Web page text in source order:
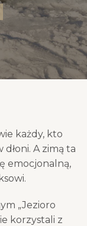
każdy, kto
A zimą ta
emocjonalną,
„Jezioro
korzystali z